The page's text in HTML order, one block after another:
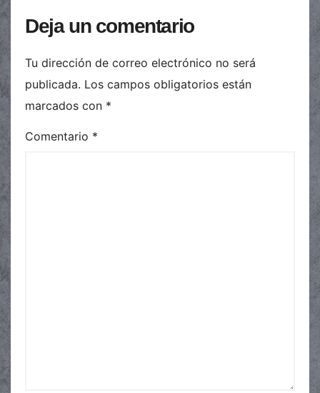
Deja un comentario
Tu dirección de correo electrónico no será
publicada. Los campos obligatorios están
marcados con *
Comentario *